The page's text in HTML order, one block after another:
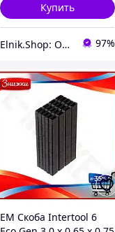
Купить
Elnik.Shop: Оптово-розничная компания 97%
EM Скоба Intertool 6